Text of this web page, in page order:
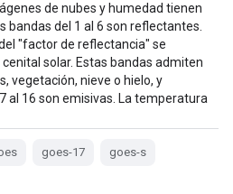
de nubes y humedad tienen
bandas del 1 al 6 son reflectantes.
"factor de reflectancia" se
solar. Estas bandas admiten
vegetación, nieve o hielo, y
al 16 son emisivas. La temperatura
goes-17 goes-s